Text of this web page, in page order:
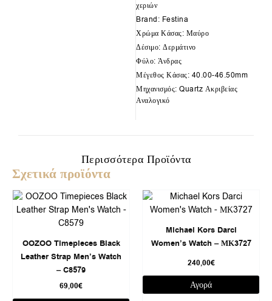
χεριών
Brand: Festina
Χρώμα Κάσας: Μαύρο
Δέσιμο: Δερμάτινο
Φύλο: Άνδρας
Μέγεθος Κάσας: 40.00-46.50mm
Μηχανισμός: Quartz Ακριβείας
Αναλογικό
Περισσότερα Προϊόντα
Σχετικά προϊόντα
OOZOO Timepieces Black
Leather Strap Men’s Watch
– C8579
69,00€
Michael Kors Darci
Women’s Watch – ΜΚ3727
240,00€
Αγορά